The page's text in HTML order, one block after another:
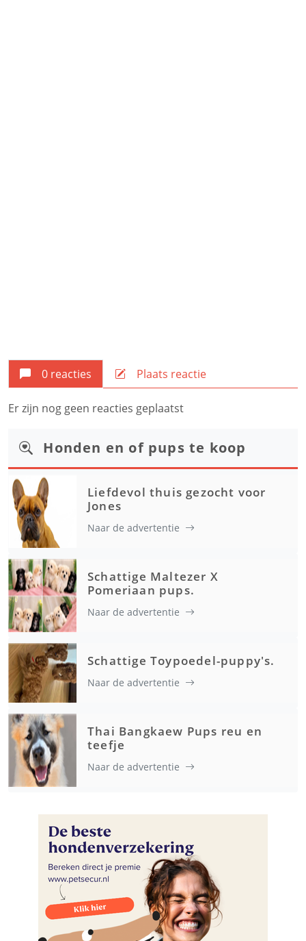
0 reacties Plaats reactie
Er zijn nog geen reacties geplaatst
Honden en of pups te koop
Liefdevol thuis gezocht voor
Jones
Naar de advertentie
Schattige Maltezer X
Pomeriaan pups.
Naar de advertentie
Schattige Toypoedel-puppy's.
Naar de advertentie
Thai Bangkaew Pups reu en
teefje
Naar de advertentie